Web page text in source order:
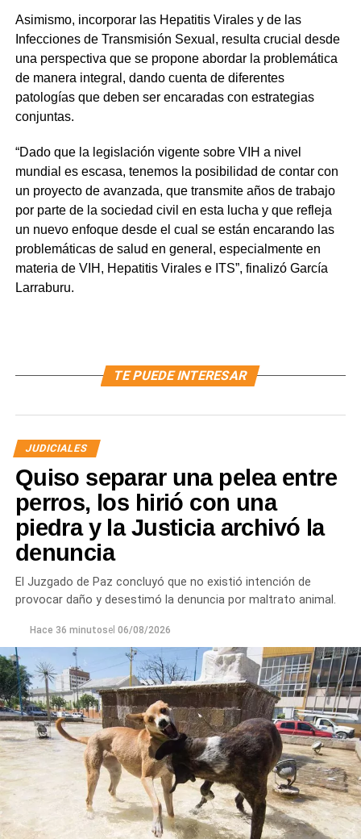
Asimismo, incorporar las Hepatitis Virales y de las
Infecciones de Transmisión Sexual, resulta crucial desde
una perspectiva que se propone abordar la problemática
de manera integral, dando cuenta de diferentes
patologías que deben ser encaradas con estrategias
conjuntas.
“Dado que la legislación vigente sobre VIH a nivel
mundial es escasa, tenemos la posibilidad de contar con
un proyecto de avanzada, que transmite años de trabajo
por parte de la sociedad civil en esta lucha y que refleja
un nuevo enfoque desde el cual se están encarando las
problemáticas de salud en general, especialmente en
materia de VIH, Hepatitis Virales e ITS”, finalizó García
Larraburu.
TE PUEDE INTERESAR
JUDICIALES
Quiso separar una pelea entre
perros, los hirió con una
piedra y la Justicia archivó la
denuncia
El Juzgado de Paz concluyó que no existió intención de
provocar daño y desestimó la denuncia por maltrato animal.
Hace 36 minutosel 06/08/2026